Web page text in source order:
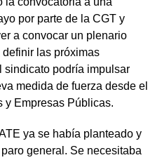
por parte de la CGT y
a convocar un plenario
las próximas
sindicato podría impulsar
medida de fuerza desde el
y Empresas Públicas.
ya se había planteado y
general. Se necesitaba